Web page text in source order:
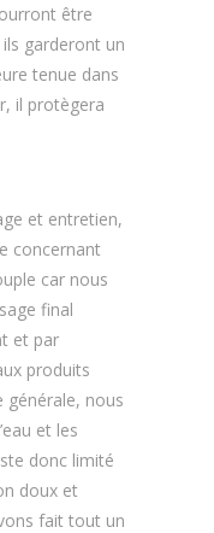
être
garderont un
tenue dans
il protègera
et entretien,
concernant
car nous
final
et par
produits
générale, nous
et les
donc limité
doux et
fait tout un